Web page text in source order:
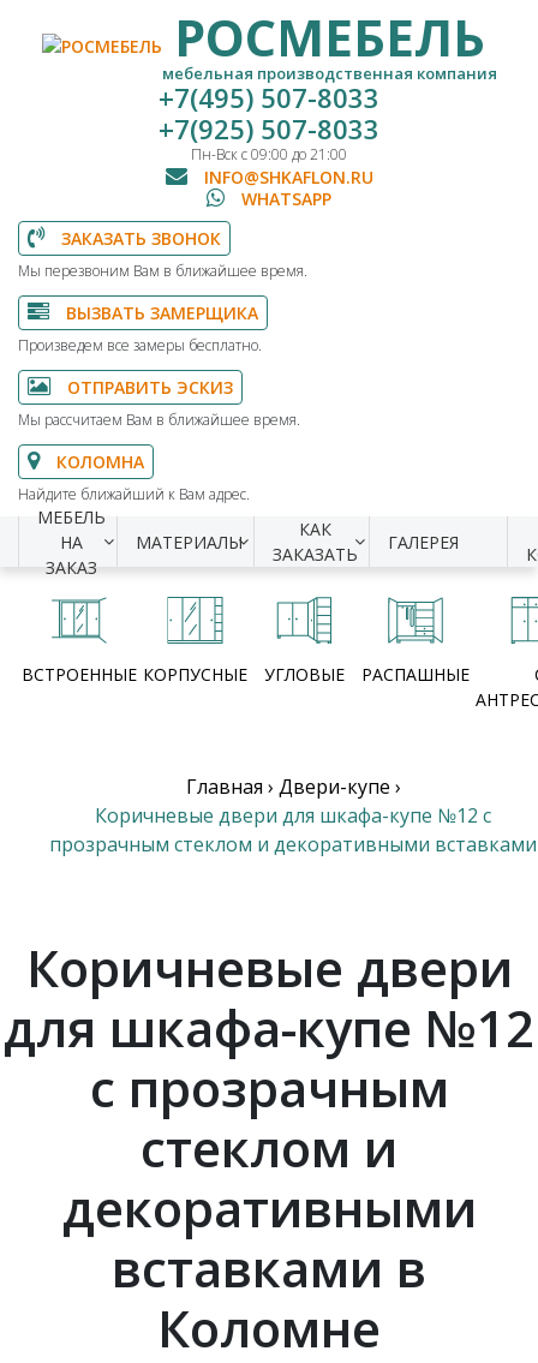
РОСМЕБЕЛЬ
мебельная производственная компания
+7(495) 507-8033
+7(925) 507-8033
Пн-Вск с 09:00 до 21:00
INFO@SHKAFLON.RU
WHATSAPP
ЗАКАЗАТЬ ЗВОНОК
Мы перезвоним Вам в ближайшее время.
ВЫЗВАТЬ ЗАМЕРЩИКА
Произведем все замеры бесплатно.
ОТПРАВИТЬ ЭСКИЗ
Мы рассчитаем Вам в ближайшее время.
КОЛОМНА
Найдите ближайший к Вам адрес.
МЕБЕЛЬ
НА
ЗАКАЗ
МАТЕРИАЛЫ
КАК
ЗАКАЗАТЬ
ГАЛЕРЕЯ
ВСТРОЕННЫЕ КОРПУСНЫЕ УГЛОВЫЕ РАСПАШНЫЕ
Главная › Двери-купе ›
Коричневые двери для шкафа-купе №12 с
прозрачным стеклом и декоративными вставками
Коричневые двери
для шкафа-купе №12
с прозрачным
стеклом и
декоративными
вставками в
Коломне